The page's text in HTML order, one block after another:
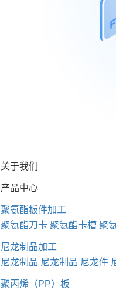
关于我们
产品中心
聚氨酯板件加工
聚氨酯刀卡 聚氨酯卡槽 聚
尼龙制品加工
尼龙制品 尼龙制品 尼龙件
聚丙烯（PP）板